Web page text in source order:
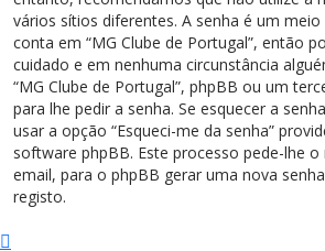
vários sítios diferentes. A senha é um
conta em “MG Clube de Portugal”, então
cuidado e em nenhuma circunstância
“MG Clube de Portugal”, phpBB ou um
para lhe pedir a senha. Se esquecer a
usar a opção “Esqueci-me da senha”
software phpBB. Este processo pede-lhe
email, para o phpBB gerar uma nova
registo.